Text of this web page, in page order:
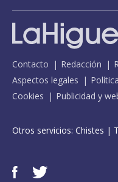
Contacto Redacción
Aspectos legales
Cookies
Publicidad y
Otros servicios: Chistes |